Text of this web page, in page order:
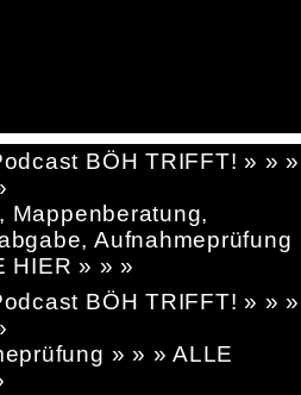
BÖH TRIFFT! » » »
Mappenberatung,
Aufnahmeprüfung
HIER » » »
BÖH TRIFFT! » » »
» » » ALLE